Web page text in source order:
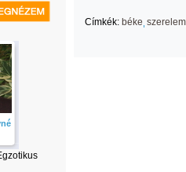
Címkék: béke szerelem